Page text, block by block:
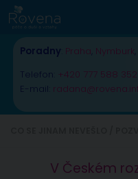
Skip to content
Poradny Praha Nymburk
Telefon: +420 777 588 352
E-mail:
V Českém